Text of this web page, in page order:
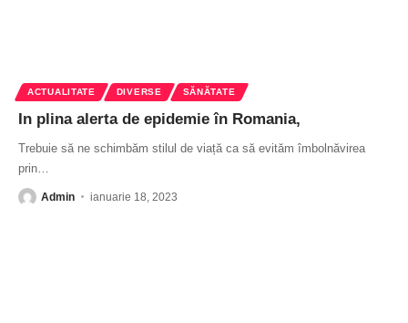
ACTUALITATE DIVERSE SĂNĂTATE
In plina alerta de epidemie în Romania,
Trebuie să ne schimbăm stilul de viață ca să evităm îmbolnăvirea
prin
Admin ianuarie 18, 2023